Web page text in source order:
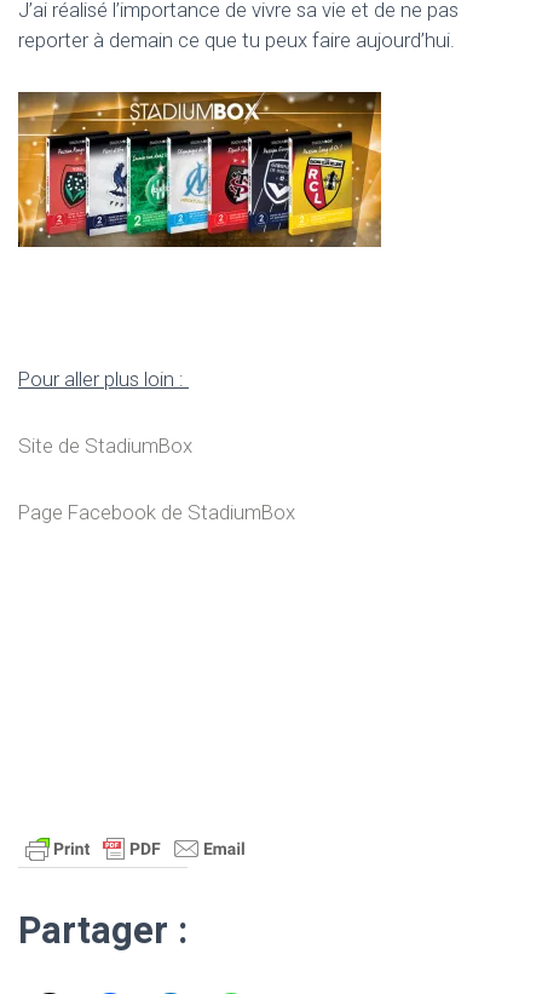
J’ai réalisé l’importance de vivre sa vie et de ne pas
reporter à demain ce que tu peux faire aujourd’hui.
Pour aller plus loin :
Site de StadiumBox
Page Facebook de StadiumBox
Partager :